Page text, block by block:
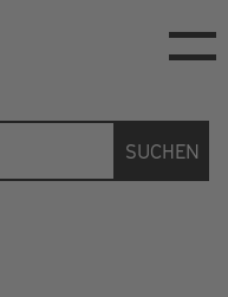
SUCHEN